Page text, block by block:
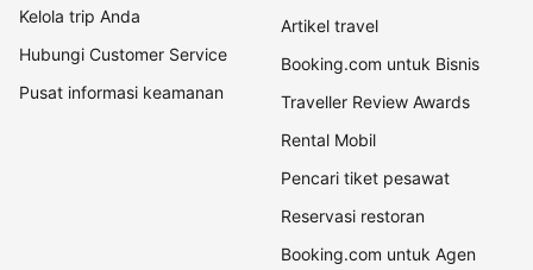
Kelola trip Anda
Hubungi Customer Service
Pusat informasi keamanan
Artikel travel
Booking.com untuk Bisnis
Traveller Review Awards
Rental Mobil
Pencari tiket pesawat
Reservasi restoran
Booking.com untuk Agen